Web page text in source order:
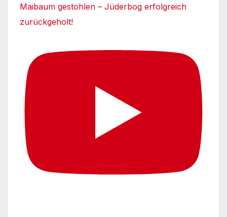
Maibaum gestohlen – Jüderbog erfolgreich
zurückgeholt!